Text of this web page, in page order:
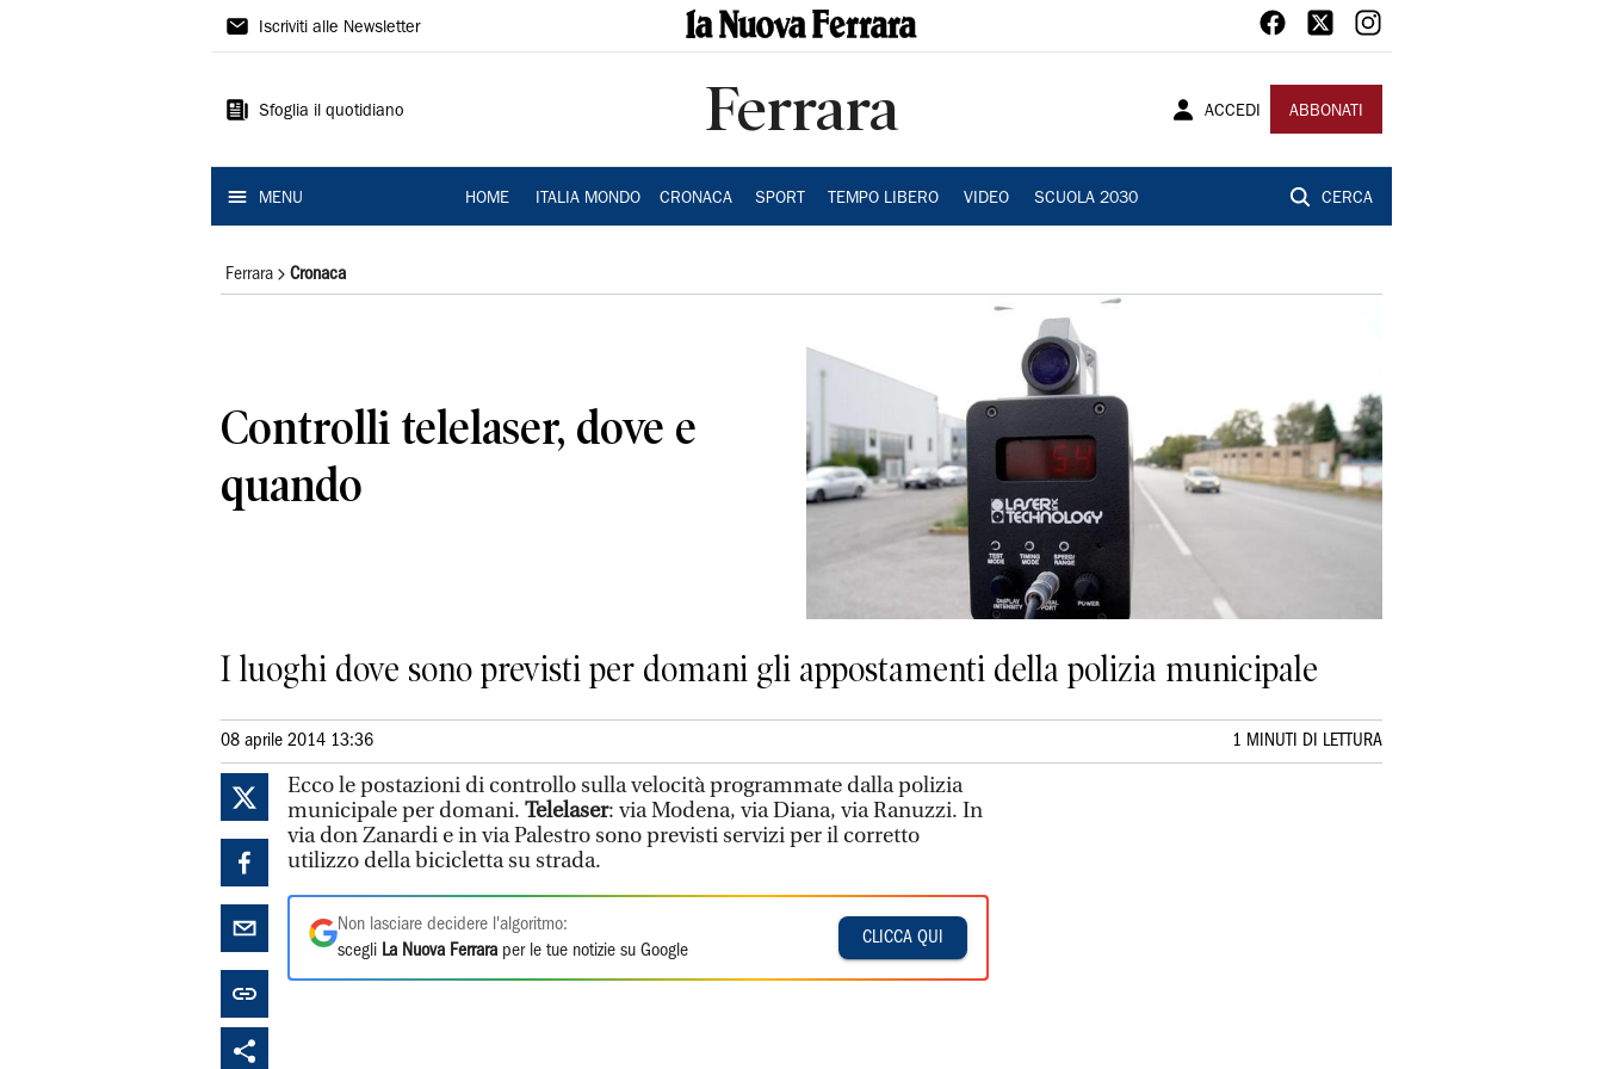
La
Ferrara
Iscriviti alle Newsletter
Sfoglia il quotidiano Ferrara ACCEDI ABBONATI
MENU HOME ITALIA MONDO CRONACA SPORT TEMPO LIBERO VIDEO SCUOLA 2030 CERCA
Ferrara Cronaca
Controlli telelaser, dove e
quando
I luoghi dove sono previsti per domani gli appostamenti della polizia municipale
08 aprile 2014 13:36 1 MINUTI DI LETTURA
Ecco le postazioni di controllo sulla velocità programmate dalla polizia
municipale per domani. Telelaser: via Modena, via Diana, via Ranuzzi. In
via don Zanardi e in via Palestro sono previsti servizi per il corretto
utilizzo della bicicletta su strada.
Non lasciare decidere l'algoritmo:
scegli La Nuova Ferrara per le tue notizie su Google
CLICCA QUI